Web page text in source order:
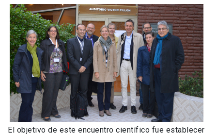
El objetivo de este encuentro científico fue establecer